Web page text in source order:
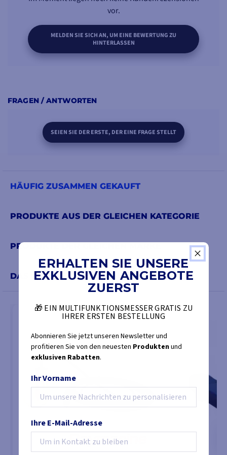
vor.
MELDEN SIE SICH AN, UM EINE BEWERTUNG ZU
HINTERLASSEN
FRAGEN / ANTWORTEN
SEIEN SIE DER ERSTE, DER EINE FRAGE STELLT
HÄUFIG ZUSAMMEN GEKAUFT
PRODUKTE AUS DER GLEICHEN KATEGORIE
PRODUKTE DER GLEICHEN MARKE
DAS KÖNNTE SIE AUCH INTERESSIEREN
ERHALTEN SIE UNSERE
EXKLUSIVEN ANGEBOTE
ZUERST
🎁 EIN MULTIFUNKTIONSMESSER GRATIS ZU
IHRER ERSTEN BESTELLUNG
Abonnieren Sie jetzt unseren Newsletter und
profitieren Sie von den neuesten Produktenund
exklusiven Rabatten.
Ihr Vorname
Ihre E-Mail-Adresse